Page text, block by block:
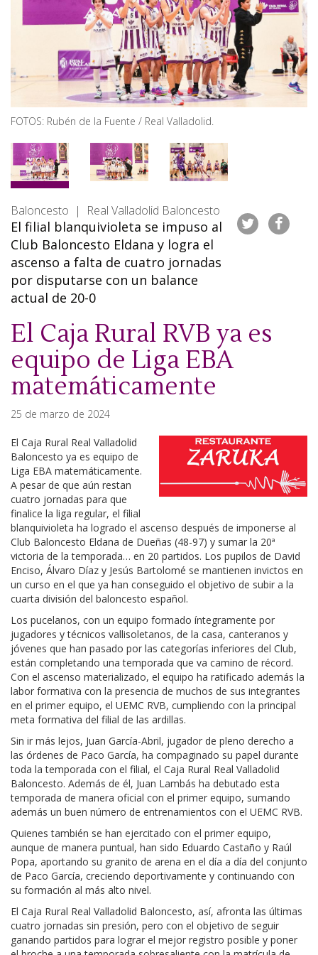
FOTOS: Rubén de la Fuente / Real Valladolid.
Baloncesto | Real Valladolid Baloncesto
El filial blanquivioleta se impuso al
Club Baloncesto Eldana y logra el
ascenso a falta de cuatro jornadas
por disputarse con un balance
actual de 20-0
El Caja Rural RVB ya es
equipo de Liga EBA
matemáticamente
25 de marzo de 2024
El Caja Rural Real Valladolid
Baloncesto ya es equipo de
Liga EBA matemáticamente.
A pesar de que aún restan
cuatro jornadas para que
finalice la liga regular, el filial
blanquivioleta ha logrado el ascenso después de imponerse al
Club Baloncesto Eldana de Dueñas (48-97) y sumar la 20ª
victoria de la temporada… en 20 partidos. Los pupilos de David
Enciso, Álvaro Díaz y Jesús Bartolomé se mantienen invictos en
un curso en el que ya han conseguido el objetivo de subir a la
cuarta división del baloncesto español.
Los pucelanos, con un equipo formado íntegramente por
jugadores y técnicos vallisoletanos, de la casa, canteranos y
jóvenes que han pasado por las categorías inferiores del Club,
están completando una temporada que va camino de récord.
Con el ascenso materializado, el equipo ha ratificado además la
labor formativa con la presencia de muchos de sus integrantes
en el primer equipo, el UEMC RVB, cumpliendo con la principal
meta formativa del filial de las ardillas.
Sin ir más lejos, Juan García-Abril, jugador de pleno derecho a
las órdenes de Paco García, ha compaginado su papel durante
toda la temporada con el filial, el Caja Rural Real Valladolid
Baloncesto. Además de él, Juan Lambás ha debutado esta
temporada de manera oficial con el primer equipo, sumando
además un buen número de entrenamientos con el UEMC RVB.
Quienes también se han ejercitado con el primer equipo,
aunque de manera puntual, han sido Eduardo Castaño y Raúl
Popa, aportando su granito de arena en el día a día del conjunto
de Paco García, creciendo deportivamente y continuando con
su formación al más alto nivel.
El Caja Rural Real Valladolid Baloncesto, así, afronta las últimas
cuatro jornadas sin presión, pero con el objetivo de seguir
ganando partidos para lograr el mejor registro posible y poner